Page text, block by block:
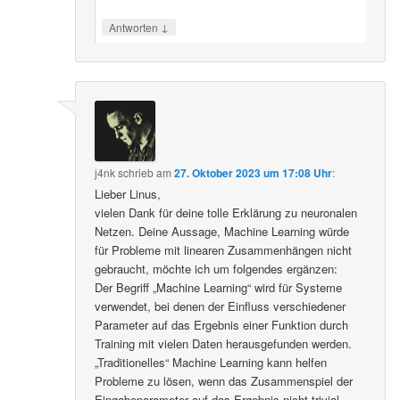
Antworten ↓
j4nkschriebam27. Oktober 2023 um 17:08 Uhr:
Lieber Linus,
vielen Dank für deine tolle Erklärung zu neuronalen
Netzen. Deine Aussage, Machine Learning würde
für Probleme mit linearen Zusammenhängen nicht
gebraucht, möchte ich um folgendes ergänzen:
Der Begriff „Machine Learning“ wird für Systeme
verwendet, bei denen der Einfluss verschiedener
Parameter auf das Ergebnis einer Funktion durch
Training mit vielen Daten herausgefunden werden.
„Traditionelles“ Machine Learning kann helfen
Probleme zu lösen, wenn das Zusammenspiel der